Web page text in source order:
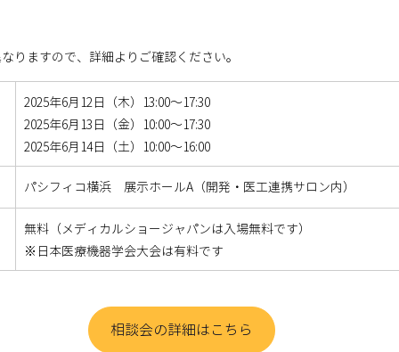
りますので、詳細よりご確認ください。
2025年6月12日（木）13:00～17:30
2025年6月13日（金）10:00～17:30
2025年6月14日（土）10:00～16:00
パシフィコ横浜　展示ホールA（開発・医工連携サロン内）
無料（メディカルショージャパンは入場無料です）
※日本医療機器学会大会は有料です
相談会の詳細はこちら